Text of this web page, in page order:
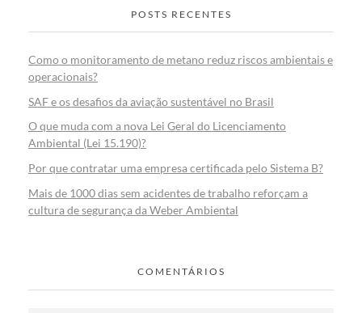
POSTS RECENTES
Como o monitoramento de metano reduz riscos ambientais e
operacionais?
SAF e os desafios da aviação sustentável no Brasil
O que muda com a nova Lei Geral do Licenciamento
Ambiental (Lei 15.190)?
Por que contratar uma empresa certificada pelo Sistema B?
Mais de 1000 dias sem acidentes de trabalho reforçam a
cultura de segurança da Weber Ambiental
COMENTÁRIOS